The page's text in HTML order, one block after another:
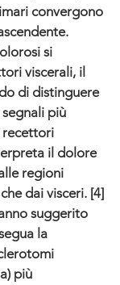
convergono
si
viscerali, il
di distinguere
più
recettori
il dolore
regioni
dai visceri. [4]
suggerito
la
più